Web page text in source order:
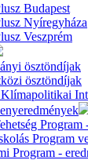
Budapest
Nyíregyháza
Veszprém
ösztöndíjak
ösztöndíjak
Program
Program
Program -